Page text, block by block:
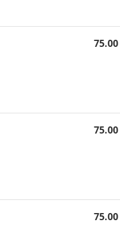
75.00
75.00
75.00